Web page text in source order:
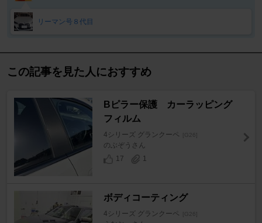
リーマン号８代目
この記事を見た人におすすめ
Bピラー保護 カーラッピング
フィルム
4シリーズ グランクーペ [G26]
のぶぞうさん
17
1
ボディコーティング
4シリーズ グランクーペ [G26]